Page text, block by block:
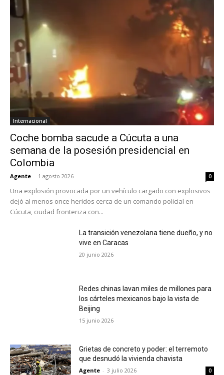
Internacional
Coche bomba sacude a Cúcuta a una
semana de la posesión presidencial en
Colombia
Agente - 1 agosto 2026 0
Una explosión provocada por un vehículo cargado con explosivos
dejó al menos once heridos cerca de un comando policial en
Cúcuta, ciudad fronteriza con...
La transición venezolana tiene dueño, y no
vive en Caracas
20 junio 2026
Redes chinas lavan miles de millones para
los cárteles mexicanos bajo la vista de
Beijing
15 junio 2026
Grietas de concreto y poder: el terremoto
que desnudó la vivienda chavista
Agente - 3 julio 2026 0